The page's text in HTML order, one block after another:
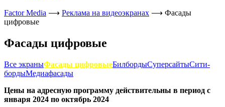
Factor Media ⟶ Реклама на видеоэкранах ⟶ Фасады
цифровые
Фасады цифровые
Все экраныФасады цифровыеБилбордыСуперсайтыСити-
бордыМедиафасады
Цены на адресную программу действительны в период с
января 2024 по октябрь 2024